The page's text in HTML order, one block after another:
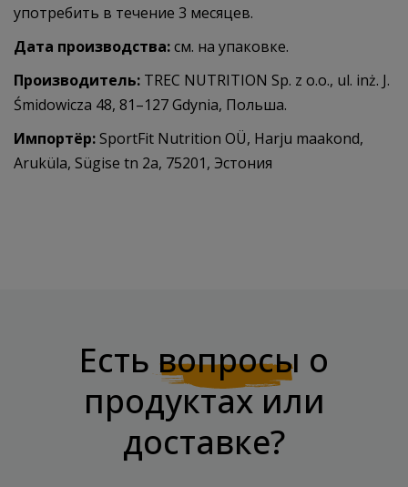
употребить в течение 3 месяцев.
Дата производства:см. на упаковке.
Производитель: TREC NUTRITION Sp. z o.o., ul. inż. J.
Śmidowicza 48, 81–127 Gdynia, Польша.
Импортёр:SportFit Nutrition OÜ, Harju maakond,
Aruküla, Sügise tn 2a, 75201, Эстония
Есть вопросы о
продуктах или
доставке?